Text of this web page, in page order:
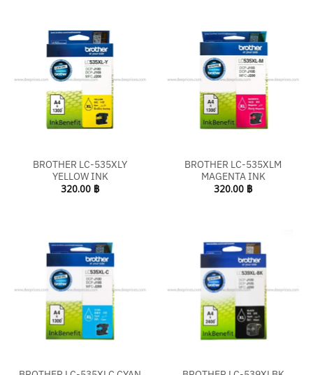
BROTHER LC-535XLY
YELLOW INK
320.00 ฿
BROTHER LC-535XLM
MAGENTA INK
320.00 ฿